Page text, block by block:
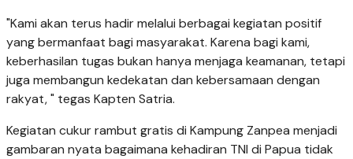
"Kami akan terus hadir melalui berbagai kegiatan positif
yang bermanfaat bagi masyarakat. Karena bagi kami,
keberhasilan tugas bukan hanya menjaga keamanan, tetapi
juga membangun kedekatan dan kebersamaan dengan
rakyat, " tegas Kapten Satria.
Kegiatan cukur rambut gratis di Kampung Zanpea menjadi
gambaran nyata bagaimana kehadiran TNI di Papua tidak